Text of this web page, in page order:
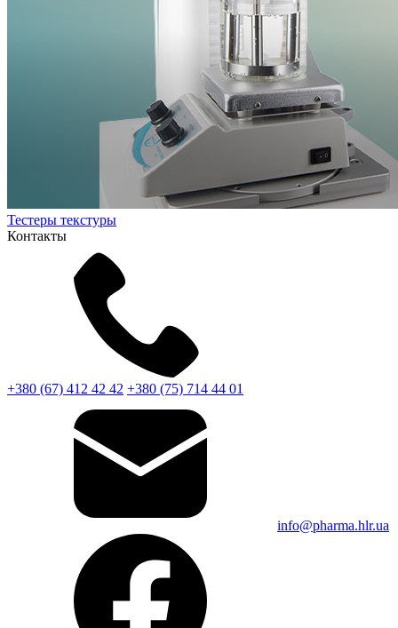
Тестеры текстуры
Контакты
+380 (67) 412 42 42 +380 (75) 714 44 01
info@pharma.hlr.ua